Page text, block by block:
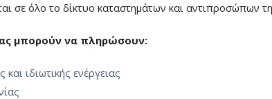
σε όλο το δίκτυο καταστημάτων και αντιπροσώπων
μπορούν να πληρώσουν:
ιδιωτικής ενέργειας